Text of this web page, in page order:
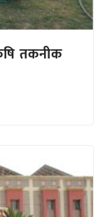
तकनीक